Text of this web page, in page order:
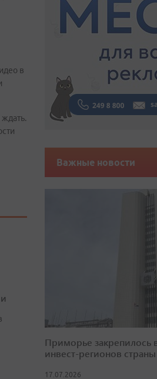
в
Важные новости
Приморье закрепилось
инвест-регионов страны
17.07.2026